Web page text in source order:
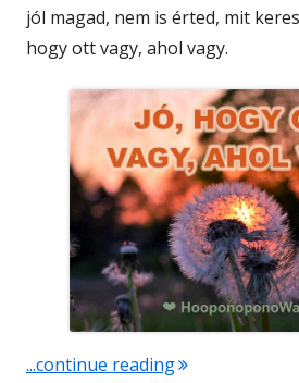
jól magad, nem is érted, mit
hogy ott vagy, ahol vagy.
...continue reading"Jó, hogy ott